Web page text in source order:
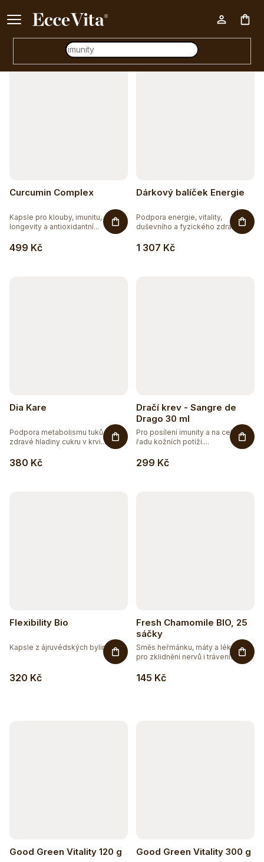
Ke každému nákupu nad 500 Kč dárek zdarma 📦
z
n
u
t
ů
V
r
d
u
Curcumin Complex
499 Kč
Kapsle pro klouby, imunitu,
longevity a antioxidantní...
Dárkový balíček Energie
1 307 Kč
Podpora energie, vitality,
duševního a fyzického zdraví....
Dia Kare
380 Kč
Podpora metabolismu tuků a
zdravé hladiny cukru v krvi....
Dračí krev - Sangre de
Drago 30 ml
299 Kč
Pro posílení imunity a na celou
řadu kožních potíží....
Flexibility Bio
320 Kč
Kapsle z ájruvédských bylin pro...
Fresh Chamomile BIO, 25
sáčky
145 Kč
Směs heřmánku, máty a lékořice
pro zklidnění nervů i trávení....
Těžko po jídle?
Good Green Vitality 120 g Good Green Vitality 300 g